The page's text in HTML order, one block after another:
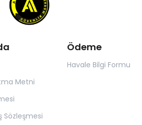
Metni
Sözleşmesi
Ödeme
Havale Bilgi Formu